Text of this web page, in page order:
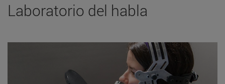
Laboratorio del habla